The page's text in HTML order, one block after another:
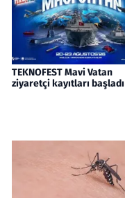
TEKNOFEST Mavi Vatan
ziyaretçi kayıtları başladı